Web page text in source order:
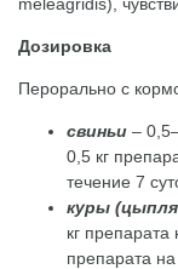
Дозировка
Перорально с
свиньи –
0,5 кг
течение 7
куры
кг
препарата